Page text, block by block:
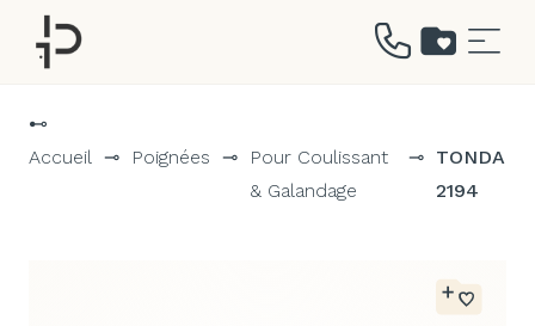
⊷
Accueil ⊸ Poignées ⊸
Pour Coulissant
& Galandage
⊸ TONDA
2194